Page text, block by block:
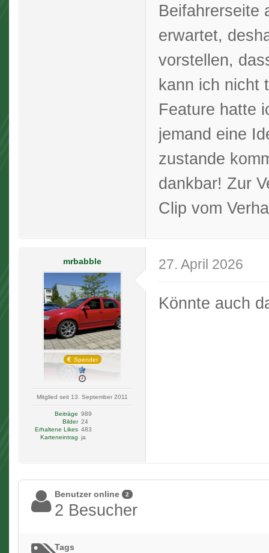
Beifahrerseite
erwartet,
vorstellen,
kann ich nicht
Feature hatte
jemand eine
zustande
dankbar! Zur
Clip vom
mrbabble
Spender
Mitglied seit 13. September 2011
Beiträge 989
Bilder 24
Erhaltene Likes 483
Karteneintrag ja
27. April 2026
Könnte auch
Benutzer online 2
2 Besucher
Tags